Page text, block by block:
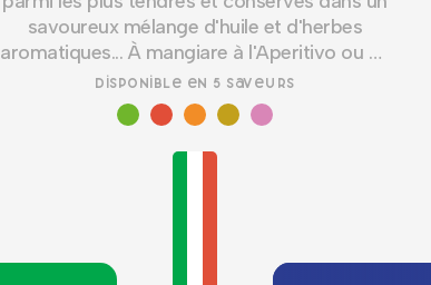
savoureux mélange d'huile et d'herbes
aromatiques... À mangiare à l'Aperitivo ou en
garniture sur nos pains !
Disponible en 5 saveurs